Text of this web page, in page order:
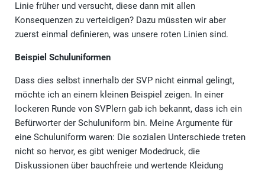
Linie früher und versucht, diese dann mit allen
Konsequenzen zu verteidigen? Dazu müssten wir aber
zuerst einmal definieren, was unsere roten Linien sind.
Beispiel Schuluniformen
Dass dies selbst innerhalb der SVP nicht einmal gelingt,
möchte ich an einem kleinen Beispiel zeigen. In einer
lockeren Runde von SVPlern gab ich bekannt, dass ich ein
Befürworter der Schuluniform bin. Meine Argumente für
eine Schuluniform waren: Die sozialen Unterschiede treten
nicht so hervor, es gibt weniger Modedruck, die
Diskussionen über bauchfreie und wertende Kleidung